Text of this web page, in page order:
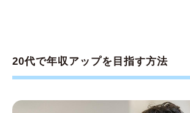
20代で年収アップを目指す方法